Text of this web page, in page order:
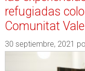
refugiadas
Comunitat
30 septiembre, 2021